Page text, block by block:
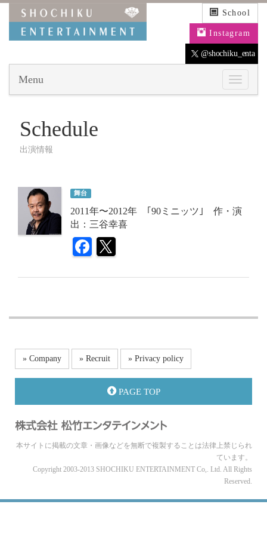
School
Instagram
@shochiku_enta
Menu
Schedule
出演情報
舞台
2011年〜2012年 ｢90ミニッツ｣ 作・演
出：三谷幸喜
» Company » Recruit » Privacy policy
PAGE TOP
本サイトに掲載の文章・画像などを無断で複製することは法律上禁じられ
ています。
Copyright 2003-2013 SHOCHIKU ENTERTAINMENT Co,. Ltd. All Rights
Reserved.